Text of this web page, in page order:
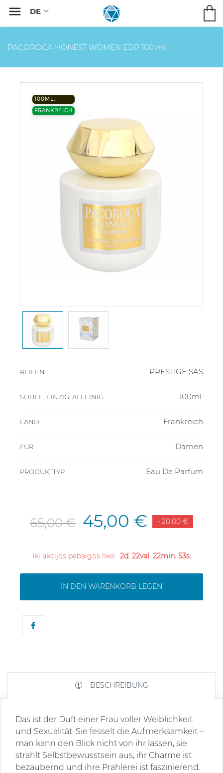

PACOROCA HONEST WOMEN EDP 100 ml.
100ML.
FRANKREICH
REIFEN PRESTIGE SAS
SOHLE, EINZIG, ALLEINIG 100ml.
LAND Frankreich
FÜR Damen
PRODUKTTYP Eau De Parfum
65,00 € 45,00 € - 20,00 €
Iki akcijos pabaigos liko: 2d. 22val. 22min. 53s.
IN DEN WARENKORB LEGEN
BESCHREIBUNG
Das ist der Duft einer Frau voller Weiblichkeit
und Sexualität. Sie fesselt die Aufmerksamkeit –
man kann den Blick nicht von ihr lassen, sie
strahlt Selbstbewusstsein aus, ihr Charme ist
bezaubernd und ihre Prahlerei ist faszinierend.